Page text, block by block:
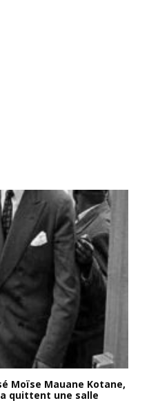
Moïse Mauane Kotane,
quittent une salle